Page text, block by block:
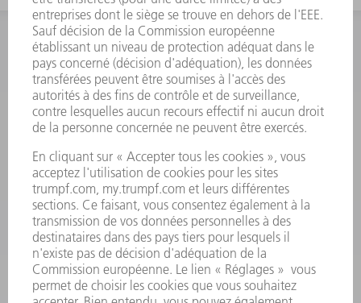
INFORMATION
Foire aux questions
Termes et conditions
CONTACT
01 48 17 37 73
Lun - Jeu 08:00h - 16:30h
Ven 08:00h - 12:30h
outillages@fr.TRUMPF.com
CONTACT
Pièces Détachées
01 48 17 37 57
Lun – Ven 8:30h - 17:30h
pieces.detachees@trumpf.com